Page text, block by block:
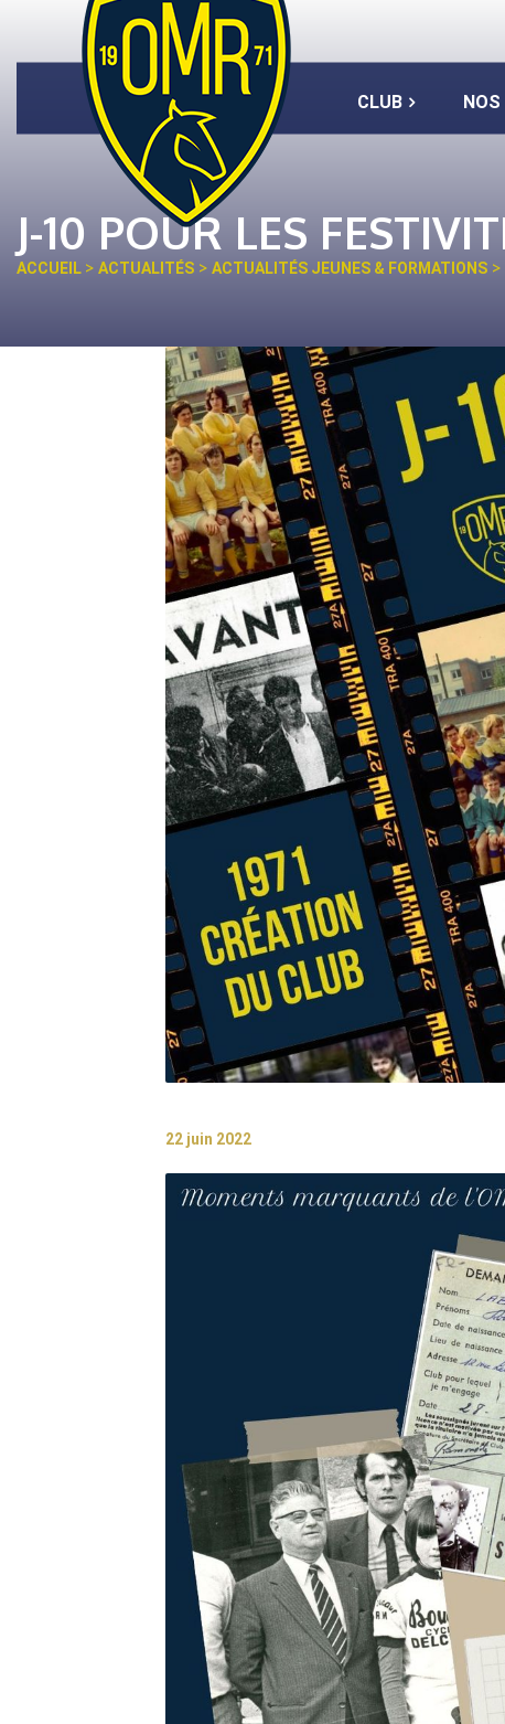
CLUB NOS
J-10 POUR LES
ACCUEIL > ACTUALITÉS > ACTUALITÉS JEUNES & FORMATIONS >
22 juin 2022